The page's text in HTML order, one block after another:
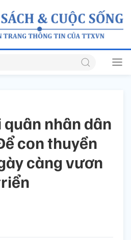
quân nhân dân
con thuyền
càng vươn